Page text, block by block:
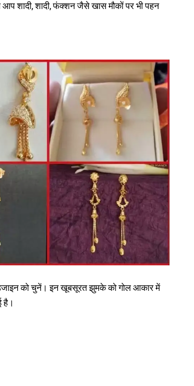
शादी, शादी, फंक्शन जैसे खास मौकों पर भी पहन
को चुनें। इन खूबसूरत झुमके को गोल आकार में
है।